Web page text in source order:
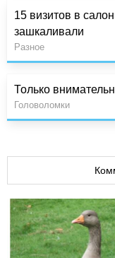
15 визитов в
зашкаливали
Разное
Только
Головоломки